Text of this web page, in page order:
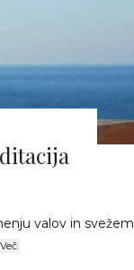
valov in svežem
Več